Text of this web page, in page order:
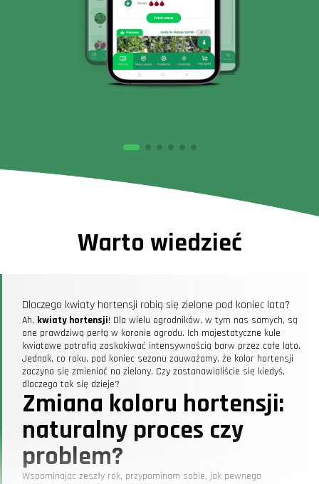
Warto wiedzieć
Dlaczego kwiaty hortensji robią się zielone pod koniec lata?
Ah, kwiaty hortensji! Dla wielu ogrodników, w tym nas samych, są
one prawdziwą perłą w koronie ogrodu. Ich majestatyczne kule
kwiatowe potrafią zaskakiwać intensywnością barw przez całe lato.
Jednak, co roku, pod koniec sezonu zauważamy, że kolor hortensji
zaczyna się zmieniać na zielony. Czy zastanawialiście się kiedyś,
dlaczego tak się dzieje?
Zmiana koloru hortensji:
naturalny proces czy
problem?
Wspominając zeszły rok, przypominam sobie, jak pewnego